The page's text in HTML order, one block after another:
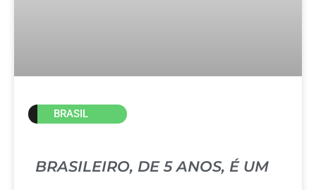
BRASIL
BRASILEIRO, DE 5 ANOS, É UM